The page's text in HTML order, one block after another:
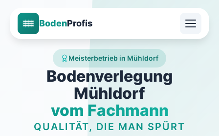
BodenProfis
Meisterbetrieb in Mühldorf
Bodenverlegung
Mühldorf
vom Fachmann
QUALITÄT, DIE MAN SPÜRT